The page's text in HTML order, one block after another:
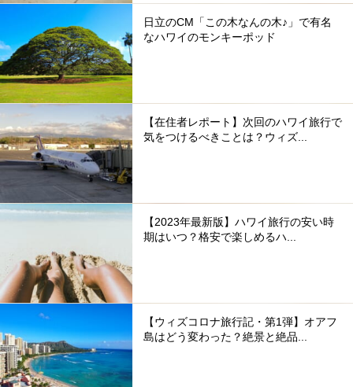
日立のCM「この木なんの木♪」で有名
なハワイのモンキーポッド
【在住者レポート】次回のハワイ旅行で
気をつけるべきことは？ウィズ...
【2023年最新版】ハワイ旅行の安い時
期はいつ？格安で楽しめるハ...
【ウィズコロナ旅行記・第1弾】オアフ
島はどう変わった？絶景と絶品...